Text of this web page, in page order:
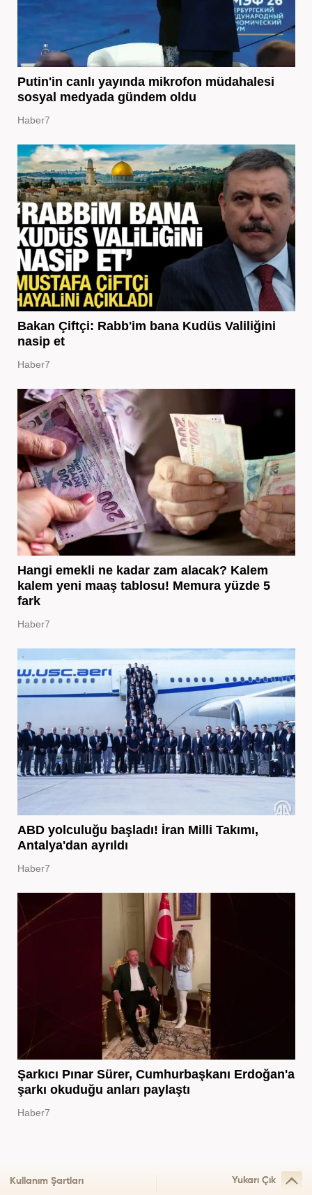
Putin'in canlı yayında mikrofon müdahalesi
sosyal medyada gündem oldu
Haber7
Bakan Çiftçi: Rabb'im bana Kudüs Valiliğini
nasip et
Haber7
Hangi emekli ne kadar zam alacak? Kalem
kalem yeni maaş tablosu! Memura yüzde 5
fark
Haber7
ABD yolculuğu başladı! İran Milli Takımı,
Antalya'dan ayrıldı
Haber7
Şarkıcı Pınar Sürer, Cumhurbaşkanı Erdoğan'a
şarkı okuduğu anları paylaştı
Haber7
Kullanım Şartları Yukarı Çık